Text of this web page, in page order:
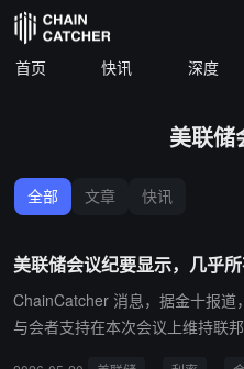
首页 快讯 深度
美联储
全部 文章 快讯
美联储会议纪要显示，几乎
ChainCatcher 消息，据金十报道
与会者支持在本次会议上维持联